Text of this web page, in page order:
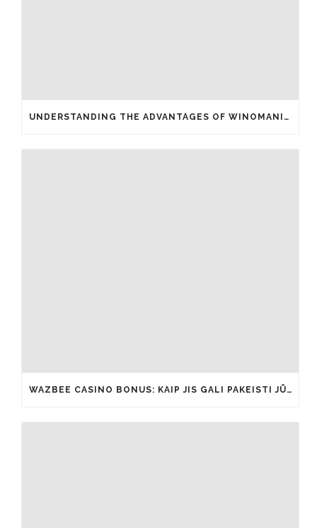
UNDERSTANDING THE ADVANTAGES OF WINOMANIA CASINO FREE SPINS
WAZBEE CASINO BONUS: KAIP JIS GALI PAKEISTI JŪSŲ ŽAIDIMŲ PATIRTĮ IŠ ESMĖS